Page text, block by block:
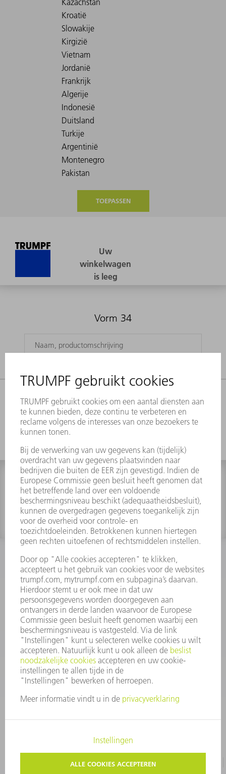
TOEPASSEN
Vorm 34
CATEGORIE
0 treffers
INFORMATIE
Veel gestelde vragen
Algemene voorwaarden
CONTACT
+31 88 4002 400
Ma. - vr. 8.00 - 17.00 uur
onderdelen.tnl@de.trumpf.com
GEGEVENSBESCHERMING
COPYRIGHT EN LOGO